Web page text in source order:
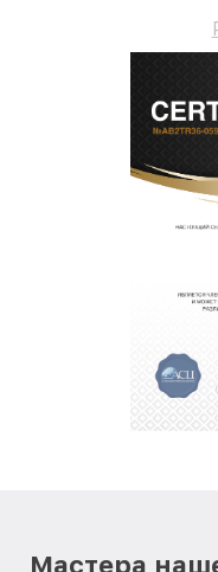
Мастера